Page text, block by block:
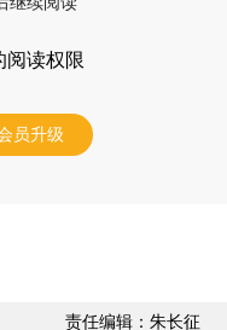
阅读权限
员升级
责任编辑：朱长征